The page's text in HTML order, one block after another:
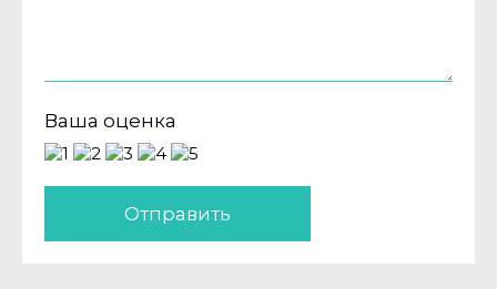
Ваша оценка
Отправить